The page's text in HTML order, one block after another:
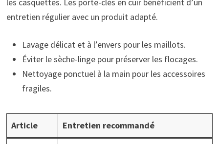
les casquettes. Les porte-clés en cuir bénéficient d’un
entretien régulier avec un produit adapté.
Lavage délicat et à l’envers pour les maillots.
Éviter le sèche-linge pour préserver les flocages.
Nettoyage ponctuel à la main pour les accessoires
fragiles.
Article Entretien recommandé